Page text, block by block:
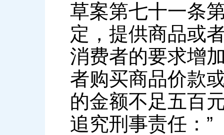
草案第七十一条
定，提供商品或
消费者的要求增
者购买商品价款
的金额不足五百
追究刑事责任：”